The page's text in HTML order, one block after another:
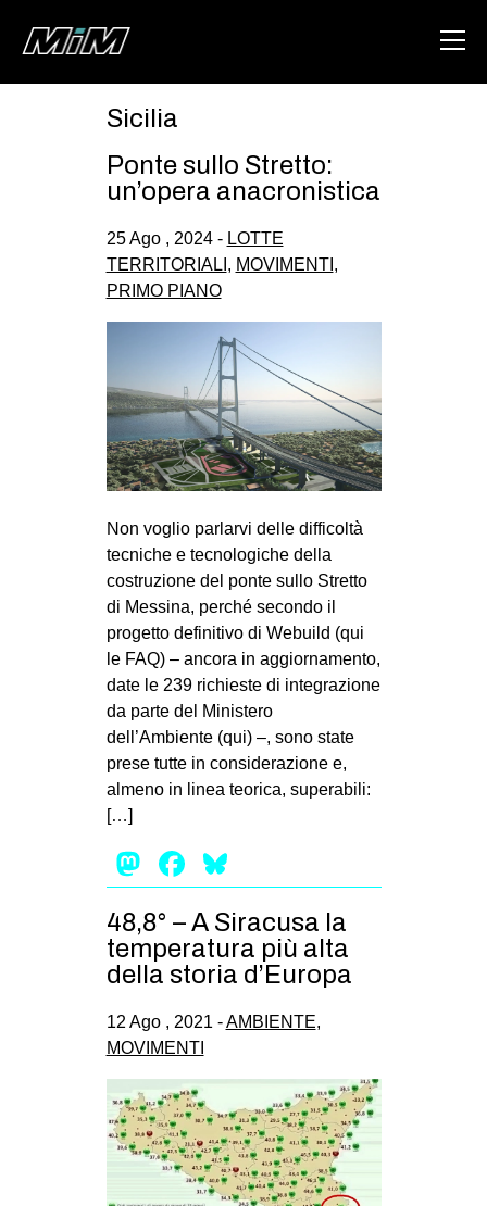
ABOUT
AREA
DEGENERAZIONE
CSOA LAMBRETTA
MSM
STUDENTI TSUNAMI
ZAM
MOBILITAZIONI
SPAZI
SPORT POPOLARE
MOVIMENTI
AMBIENTE
ANTIFASCISMO
DIRITTO ALL’ABITARE
PRECARIATO
REPRESSIONE
STUDENTI
ARTE
MANIFESTI
MUSICA
RECENSIONI
Sicilia
Ponte sullo Stretto:
un’opera anacronistica
25 Ago , 2024 - LOTTE
TERRITORIALI , MOVIMENTI ,
PRIMO PIANO
Non voglio parlarvi delle difficoltà
tecniche e tecnologiche della
costruzione del ponte sullo Stretto
di Messina, perché secondo il
progetto definitivo di Webuild (qui
le FAQ) – ancora in aggiornamento,
date le 239 richieste di integrazione
da parte del Ministero
dell’Ambiente (qui) –, sono state
prese tutte in considerazione e,
almeno in linea teorica, superabili:
[…]
Mastodon
Facebook
48,8° – A Siracusa la
temperatura più alta
della storia d’Europa
12 Ago , 2021 -AMBIENTE,
MOVIMENTI